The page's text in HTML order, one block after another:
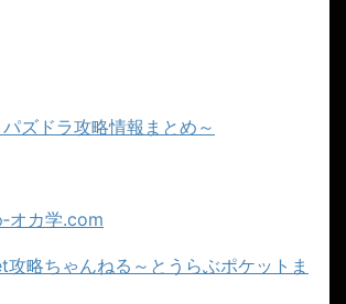
ズドラ攻略情報まとめ～
オカ学.com
略ちゃんねる～とうらぶポケットま